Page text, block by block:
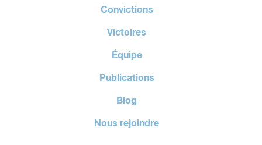
Convictions
Victoires
Équipe
Publications
Blog
Nous rejoindre